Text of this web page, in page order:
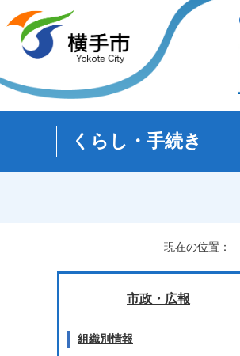
くらし・手続き
現在の位置：
市政・広報
組織別情報